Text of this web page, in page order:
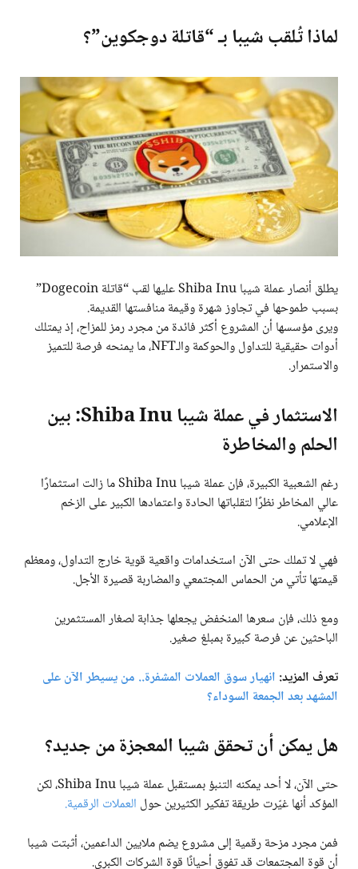
لماذا تُلقب شيبا بـ “قاتلة دوجكوين”؟
يطلق أنصار عملة شيبا Shiba Inu عليها لقب “قاتلة Dogecoin”
بسبب طموحها في تجاوز شهرة وقيمة منافستها القديمة.
ويرى مؤسسها أن المشروع أكثر فائدة من مجرد رمز للمزاح، إذ يمتلك
أدوات حقيقية للتداول والحوكمة والـNFT، ما يمنحه فرصة للتميز
والاستمرار.
الاستثمار في عملة شيبا Shiba Inu: بين
الحلم والمخاطرة
رغم الشعبية الكبيرة، فإن عملة شيبا Shiba Inu ما زالت استثمارًا
عالي المخاطر نظرًا لتقلباتها الحادة واعتمادها الكبير على الزخم
الإعلامي.
فهي لا تملك حتى الآن استخدامات واقعية قوية خارج التداول، ومعظم
قيمتها تأتي من الحماس المجتمعي والمضاربة قصيرة الأجل.
ومع ذلك، فإن سعرها المنخفض يجعلها جذابة لصغار المستثمرين
الباحثين عن فرصة كبيرة بمبلغ صغير.
تعرف المزيد: انهيار سوق العملات المشفرة.. من يسيطر الآن على
المشهد بعد الجمعة السوداء؟
هل يمكن أن تحقق شيبا المعجزة من جديد؟
حتى الآن، لا أحد يمكنه التنبؤ بمستقبل عملة شيبا Shiba Inu، لكن
المؤكد أنها غيّرت طريقة تفكير الكثيرين حول العملات الرقمية.
فمن مجرد مزحة رقمية إلى مشروع يضم ملايين الداعمين، أثبتت شيبا
أن قوة المجتمعات قد تفوق أحيانًا قوة الشركات الكبرى.